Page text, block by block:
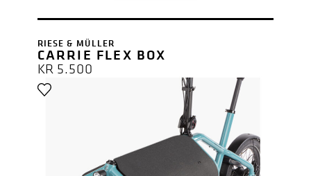
RIESE & MÜLLER
CARRIE FLEX BOX
KR5.500